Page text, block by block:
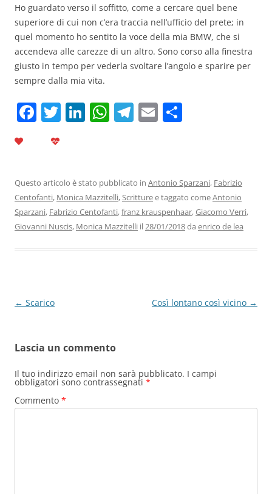
Ho guardato verso il soffitto, come a cercare quel bene
superiore di cui non c’era traccia nell’ufficio del prete; in
quel momento ho sentito la voce della mia BMW, che si
accendeva alle carezze di un altro. Sono corso alla finestra
giusto in tempo per vederla svoltare l’angolo e sparire per
sempre dalla mia vita.
F
b
o
o
T Li
dI
n
W
A
p
p
T
a
m
E
vi
di
Questo articolo è stato pubblicato in Antonio Sparzani, Fabrizio
Centofanti, Monica Mazzitelli,Scritturee taggato comeAntonio
Sparzani, Fabrizio Centofanti,franz krauspenhaar,Giacomo Verri,
Giovanni Nuscis, Monica Mazzitelli il28/01/2018da enrico de lea
Navigazione
← Scarico Così lontano così vicino →
Lascia un commento
Il tuo indirizzo email non sarà pubblicato. I campi
obbligatori sono contrassegnati *
Commento *